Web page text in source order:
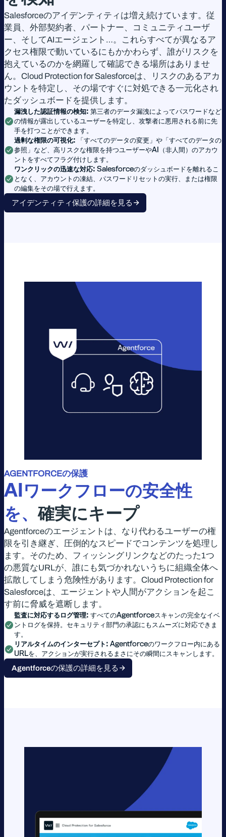
Salesforceのアイデンティティは増え続けています。従
業員、外部契約者、パートナー、コミュニティユーザ
ー、そしてAIエージェント…。これらすべてが異なるア
クセス権限で動いているにもかかわらず、誰がリスクを
抱えているのかを網羅して確認できる場所はありませ
ん。Cloud Protection for Salesforceは、リスクのあるアカ
ウントを特定し、その場ですぐに対処できる一元化され
たダッシュボードを提供します。
漏洩した認証情報の検知: 第三者のデータ漏洩によってパスワードなど
の情報が露出しているユーザーを特定し、攻撃者に悪用される前に先
手を打つことができます。
過剰な権限の可視化: 「すべてのデータの変更」や「すべてのデータの
参照」など、高リスクな権限を持つユーザーやAI（非人間）のアカウ
ントをすべてフラグ付けします。
ワンクリックの迅速な対応: Salesforceのダッシュボードを離れるこ
となく、アカウントの凍結、パスワードリセットの実行、または権限
の編集をその場で行えます。
アイデンティティ保護の詳細を見る
AGENTFORCEの保護
AI ワークフローの安全性
を、確実にキープ
Agentforceのエージェントは、なり代わるユーザーの権
限を引き継ぎ、圧倒的なスピードでコンテンツを処理し
ます。そのため、フィッシングリンクなどのたった1つ
の悪質なURLが、誰にも気づかれないうちに組織全体へ
拡散してしまう危険性があります。Cloud Protection for
Salesforceは、エージェントや人間がアクションを起こ
す前に脅威を遮断します。
監査に対応するログ管理: すべてのAgentforceスキャンの完全なイベ
ントログを保持。セキュリティ部門の承認にもスムーズに対応できま
す。
リアルタイムのインターセプト: Agentforceのワークフロー内にある
URLを、アクションが実行されるまさにその瞬間にスキャンします。
Agentforceの保護の詳細を見る